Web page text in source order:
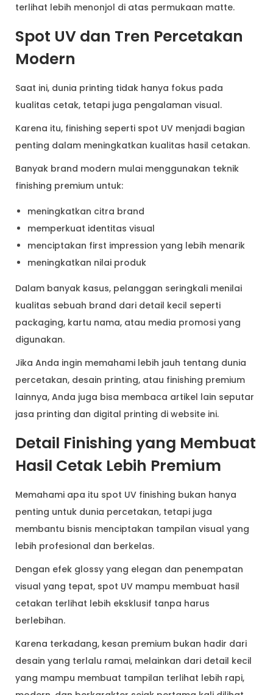
terlihat lebih menonjol di atas permukaan matte.
Spot UV dan Tren Percetakan
Modern
Saat ini, dunia printing tidak hanya fokus pada
kualitas cetak, tetapi juga pengalaman visual.
Karena itu, finishing seperti spot UV menjadi bagian
penting dalam meningkatkan kualitas hasil cetakan.
Banyak brand modern mulai menggunakan teknik
finishing premium untuk:
meningkatkan citra brand
memperkuat identitas visual
menciptakan first impression yang lebih menarik
meningkatkan nilai produk
Dalam banyak kasus, pelanggan seringkali menilai
kualitas sebuah brand dari detail kecil seperti
packaging, kartu nama, atau media promosi yang
digunakan.
Jika Anda ingin memahami lebih jauh tentang dunia
percetakan, desain printing, atau finishing premium
lainnya, Anda juga bisa membaca artikel lain seputar
jasa printing dan digital printing di website ini.
Detail Finishing yang Membuat
Hasil Cetak Lebih Premium
Memahami apa itu spot UV finishing bukan hanya
penting untuk dunia percetakan, tetapi juga
membantu bisnis menciptakan tampilan visual yang
lebih profesional dan berkelas.
Dengan efek glossy yang elegan dan penempatan
visual yang tepat, spot UV mampu membuat hasil
cetakan terlihat lebih eksklusif tanpa harus
berlebihan.
Karena terkadang, kesan premium bukan hadir dari
desain yang terlalu ramai, melainkan dari detail kecil
yang mampu membuat tampilan terlihat lebih rapi,